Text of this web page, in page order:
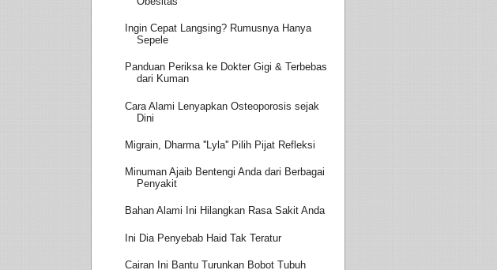
Ingin Cepat Langsing? Rumusnya Hanya
Sepele
Panduan Periksa ke Dokter Gigi & Terbebas
dari Kuman
Cara Alami Lenyapkan Osteoporosis sejak
Dini
Migrain, Dharma ''Lyla'' Pilih Pijat Refleksi
Minuman Ajaib Bentengi Anda dari Berbagai
Penyakit
Bahan Alami Ini Hilangkan Rasa Sakit Anda
Ini Dia Penyebab Haid Tak Teratur
Cairan Ini Bantu Turunkan Bobot Tubuh